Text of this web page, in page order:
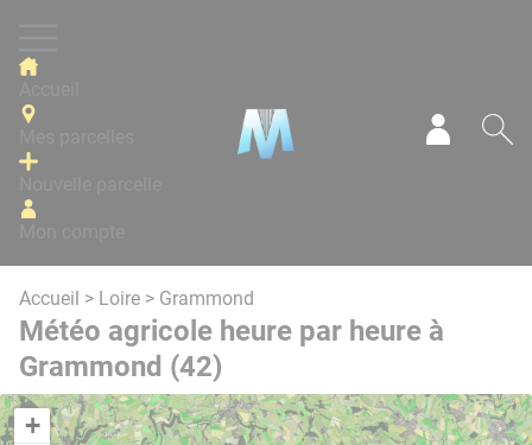
Accueil > Loire > Grammond
Météo agricole heure par heure à
Grammond (42)
+